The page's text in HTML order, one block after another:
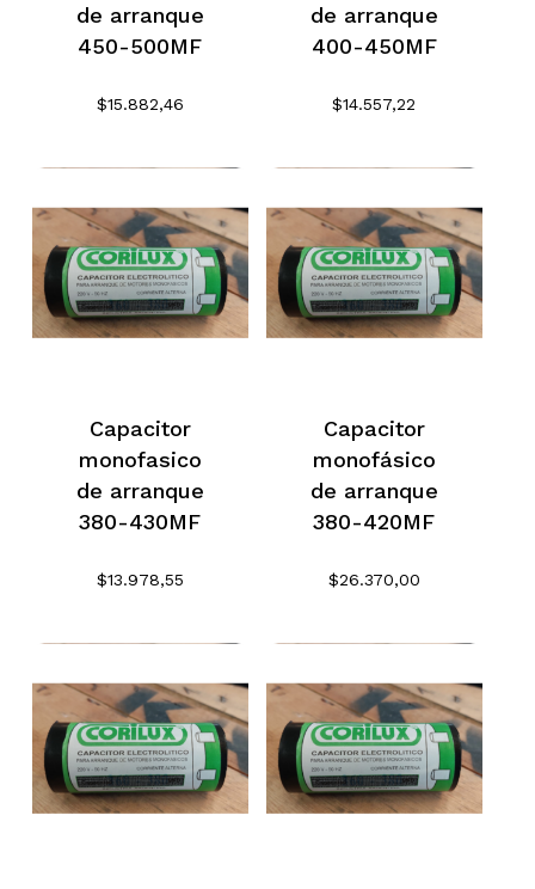
de arranque
450-500MF
$15.882,46
de arranque
400-450MF
$14.557,22
Capacitor
monofasico
de arranque
380-430MF
$13.978,55
Capacitor
monofásico
de arranque
380-420MF
$26.370,00